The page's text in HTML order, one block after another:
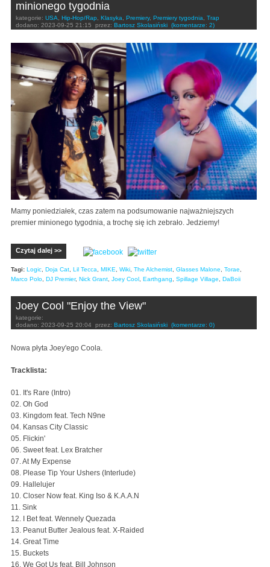
minionego tygodnia
kategorie: USA Hip-Hop/Rap Klasyka Premiery, Premiery tygodnia
Trap
dodano: 2023-09-25 21:15 przez: Bartosz Skolasiński (komentarze: 2)
Mamy poniedziałek, czas zatem na podsumowanie najważniejszych
premier minionego tygodnia, a trochę się ich zebrało. Jedziemy!
Czytaj dalej >>
Tagi: Logic Doja Cat Lil Tecca MIKE Wiki The Alchemist Glasses Malone Torae
Marco Polo DJ Premier, Nick Grant Joey Cool Earthgang Spillage Village DaBoii
Joey Cool "Enjoy the View"
kategorie:
dodano: 2023-09-25 20:04 przez: Bartosz Skolasiński (komentarze: 0)
Nowa płyta Joey'ego Coola.
Tracklista:
01. It's Rare (Intro)
02. Oh God
03. Kingdom feat. Tech N9ne
04. Kansas City Classic
05. Flickin'
06. Sweet feat. Lex Bratcher
07. At My Expense
08. Please Tip Your Ushers (Interlude)
09. Hallelujer
10. Closer Now feat. King Iso & K.A.A.N
11. Sink
12. I Bet feat. Wennely Quezada
13. Peanut Butter Jealous feat. X-Raided
14. Great Time
15. Buckets
16. We Got Us feat. Bill Johnson